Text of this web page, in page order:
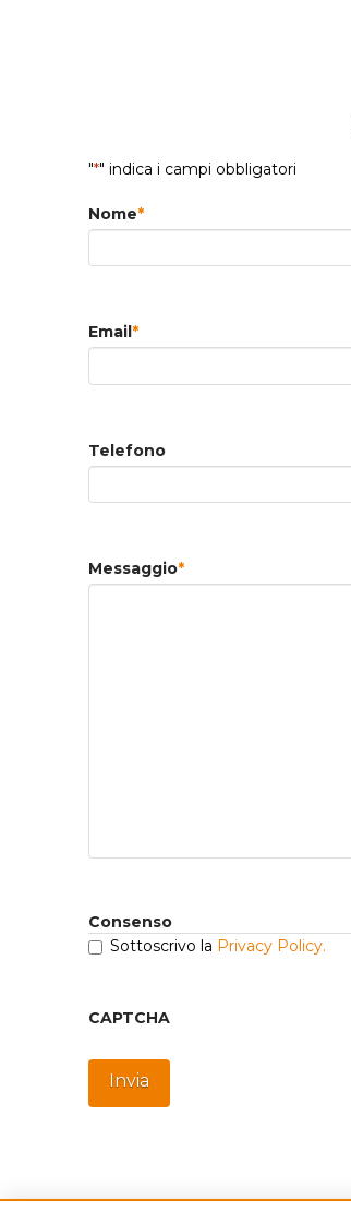
"*" indica i campi obbligatori
Nome*
Email *
Telefono
Messaggio*
Consenso
Sottoscrivo la Privacy Policy.
CAPTCHA